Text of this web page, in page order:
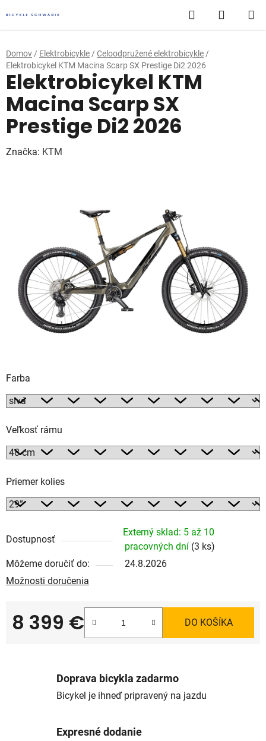
na
obsah
Hľadať
KOŠÍK
Domov / Elektrobicykle / Celoodpružené elektrobicykle /
Elektrobicykel KTM Macina Scarp SX Prestige Di2 2026
Farba
Veľkosť rámu
Priemer kolies
Dostupnosť
Externý sklad: 5 až 10
pracovných dní (3 ks)
Môžeme doručiť do:
24.8.2026
Možnosti doručenia
8 399 €
Jednotková cena:
DO KOŠÍKA
Elektrobicykel KTM
Macina Scarp SX
Prestige Di2 2026
Značka: KTM
Doprava bicykla zadarmo
Bicykel je ihneď pripravený na jazdu
Expresné dodanie